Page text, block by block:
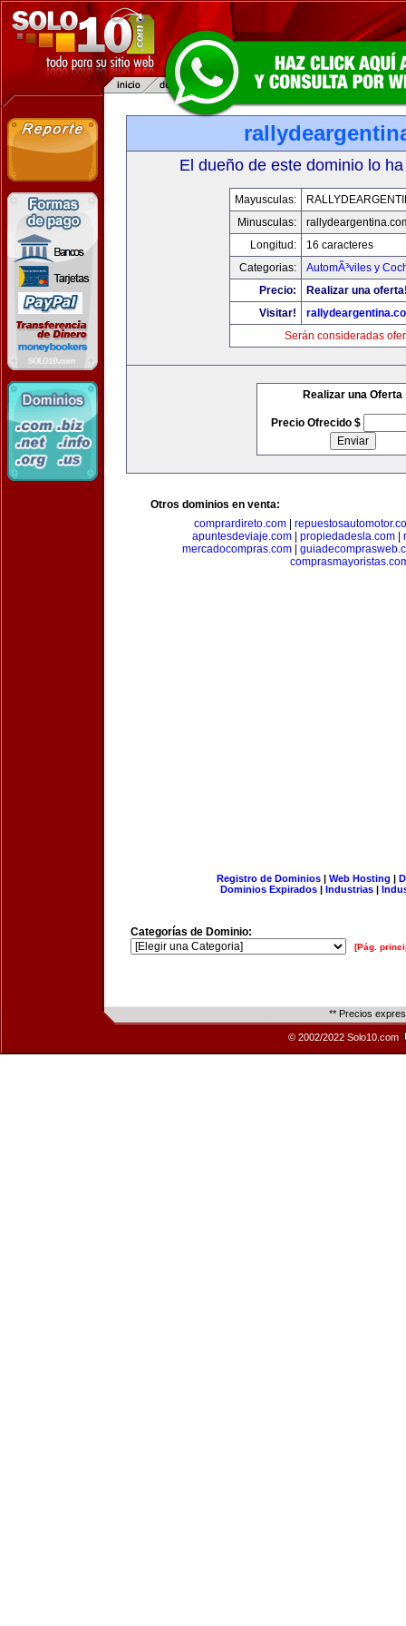
El dueño de este dominio lo
Mayusculas:
Minusculas:
Longitud:
16 caracteres
Categorias:
AutomÃ³viles y
Precio:
Realizar una
Visitar!
Serán consideradas
Realizar una Oferta
Precio Ofrecido $
Otros dominios en venta:
comprardireto.com
apuntesdeviaje.com
propiedadesla.com
mercadocompras.com|
Registro de Dominios| Web Hosting |
Dominios Expirados | Industrias |
Categorías de Dominio:
[Pág.
** Precios
© 2002/2022 Solo10.com